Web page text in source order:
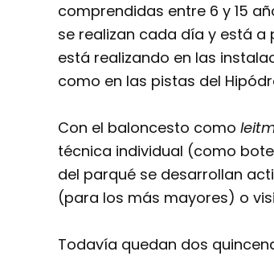
comprendidas entre 6 y 15
se realizan cada día y está a
está realizando en las
como en las pistas del
Con el baloncesto como
técnica individual (como
del parqué se desarrollan
(para los más mayores) o
Todavía quedan dos